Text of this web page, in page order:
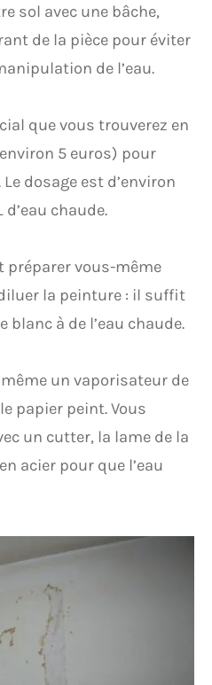
sol avec une bâche,
de la pièce pour éviter
de l’eau.
que vous trouverez en
5 euros) pour
dosage est d’environ
chaude.
préparer vous-même
la peinture : il suffit
blanc à de l’eau chaude.
un vaporisateur de
papier peint. Vous
un cutter, la lame de la
acier pour que l’eau